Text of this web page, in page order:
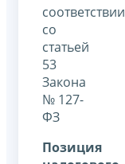
соответствии
со
статьей
53
Закона
№ 127-
ФЗ
Позиция